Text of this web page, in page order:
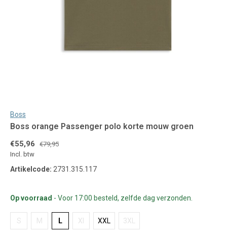
Boss
Boss orange Passenger polo korte mouw groen
€55,96
€79,95
Incl. btw
Artikelcode: 2731.315.117
Op voorraad - Voor 17:00 besteld, zelfde dag verzonden.
S M L Xl XXL 3XL